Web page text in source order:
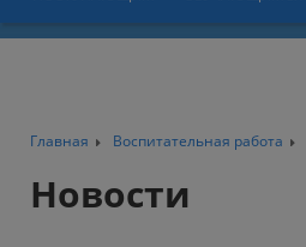
Главная Воспитательная работа
Новости